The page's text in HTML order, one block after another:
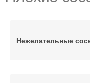
Нежелательные